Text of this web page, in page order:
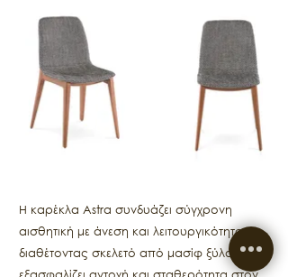
Η καρέκλα Astra συνδυάζει σύγχρονη
αισθητική με άνεση και λειτουργικότητα,
διαθέτοντας σκελετό από μασίφ ξύλο που